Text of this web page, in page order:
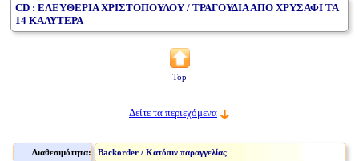
CD : ΕΛΕΥΘΕΡΙΑ ΧΡΙΣΤΟΠΟΥΛΟΥ / ΤΡΑΓΟΥΔΙΑ ΑΠΟ ΧΡΥΣΑΦΙ ΤΑ
14 ΚΑΛΥΤΕΡΑ
Top
Δείτε τα περιεχόμενα
Διαθεσιμότητα: Backorder / Κατόπιν παραγγελίας